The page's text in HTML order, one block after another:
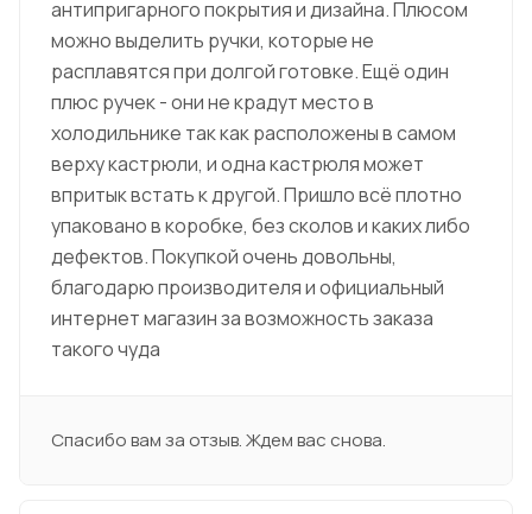
антипригарного покрытия и дизайна. Плюсом
можно выделить ручки, которые не
расплавятся при долгой готовке. Ещё один
плюс ручек - они не крадут место в
холодильнике так как расположены в самом
верху кастрюли, и одна кастрюля может
впритык встать к другой. Пришло всё плотно
упаковано в коробке, без сколов и каких либо
дефектов. Покупкой очень довольны,
благодарю производителя и официальный
интернет магазин за возможность заказа
такого чуда
Спасибо вам за отзыв. Ждем вас снова.